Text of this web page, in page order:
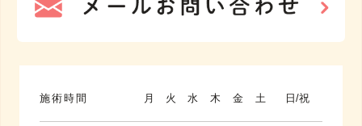
施術時間 月 火 水 木 金 土 日/祝